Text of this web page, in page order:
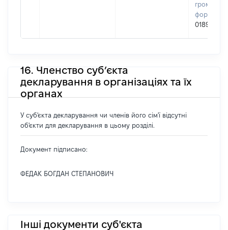
01896872
16. Членство суб’єкта
декларування в організаціях та їх
органах
У суб'єкта декларування чи членів його сім'ї відсутні
об'єкти для декларування в цьому розділі.
Документ підписано:
ФЕДАК БОГДАН СТЕПАНОВИЧ
Інші документи суб'єкта